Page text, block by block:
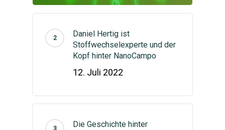
Daniel Hertig ist
Stoffwechselexperte und der
Kopf hinter NanoCampo
12. Juli 2022
Die Geschichte hinter